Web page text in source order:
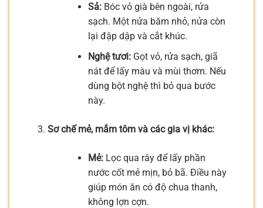
Sả:Bóc vỏ già bên ngoài, rửa
sạch. Một nửa băm nhỏ, nửa còn
lại đập dập và cắt khúc.
Nghệ tươi:Gọt vỏ, rửa sạch, giã
nát để lấy màu và mùi thơm. Nếu
dùng bột nghệ thì bỏ qua bước
này.
Sơ chế mẻ, mắm tôm và các gia vị khác:
Mẻ:Lọc qua rây để lấy phần
nước cốt mẻ mịn, bỏ bã. Điều này
giúp món ăn có độ chua thanh,
không lợn cợn.